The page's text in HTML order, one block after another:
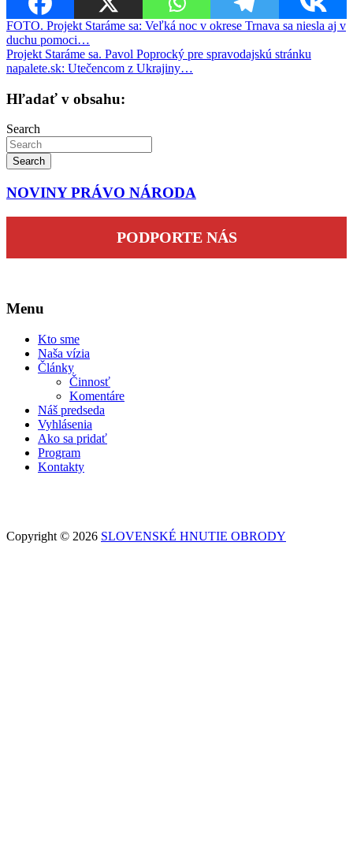
Navigácia
v
článku
FOTO. Projekt Staráme sa: Veľká noc v okrese Trnava sa niesla aj v
duchu pomoci…
Projekt Staráme sa. Pavol Poprocký pre spravodajskú stránku
napalete.sk: Utečencom z Ukrajiny…
Hľadať v obsahu:
Search
Search
NOVINY PRÁVO NÁRODA
PODPORTE NÁS
Menu
Kto sme
Naša vízia
Články
Činnosť
Komentáre
Náš predseda
Vyhlásenia
Ako sa pridať
Program
Kontakty
Copyright © 2026 SLOVENSKÉ HNUTIE OBRODY